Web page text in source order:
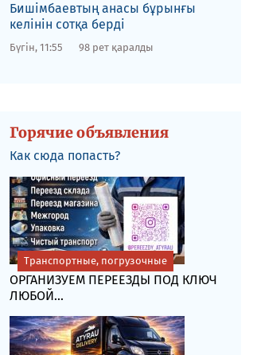
Бишімбаевтың анасы бұрынғы
келінін сотқа берді
Бүгін, 11:55 98 рет қаралды
Горячие объявления
Как сюда попасть?
ОРГАНИЗУЕМ ПЕРЕЕЗДЫ ПОД КЛЮЧ
ЛЮБОЙ...
Транспортные, погрузочные